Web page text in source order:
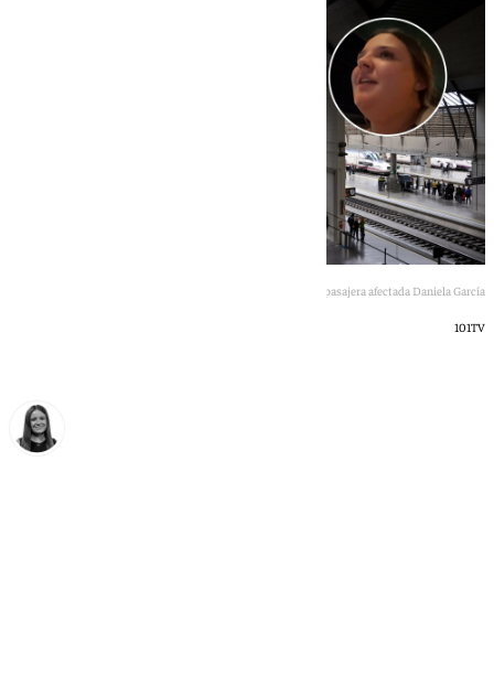
Estación de Santa Justa, Sevilla, junto a la pasajera afectada Daniela García
101TV